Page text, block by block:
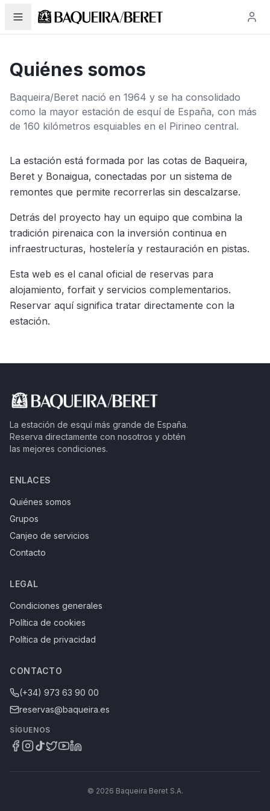
Quiénes somos
Baqueira/Beret nació en 1964 y se ha consolidado
como la mayor estación de esquí de España, con más
de 160 kilómetros esquiables en el Pirineo central.
La estación está formada por las cotas de Baqueira,
Beret y Bonaigua, conectadas por un sistema de
remontes que permite recorrerlas sin descalzarse.
Detrás del proyecto hay un equipo que combina la
tradición pirenaica con la inversión continua en
infraestructuras, hostelería y restauración en pistas.
Esta web es el canal oficial de reservas para
alojamiento, forfait y servicios complementarios.
Reservar aquí significa tratar directamente con la
estación.
La estación de esquí más grande de España.
Reserva directamente con nosotros y obtén
las mejores condiciones.
ENLACES
Quiénes somos
Grupos
Canjeo de servicios
Contacto
LEGAL
Condiciones generales
Política de cookies
Política de privacidad
CONTACTO
(+34) 973 63 90 00
reservas@baqueira.es
SÍGUENOS
© 2026 Baqueira Beret S.A.